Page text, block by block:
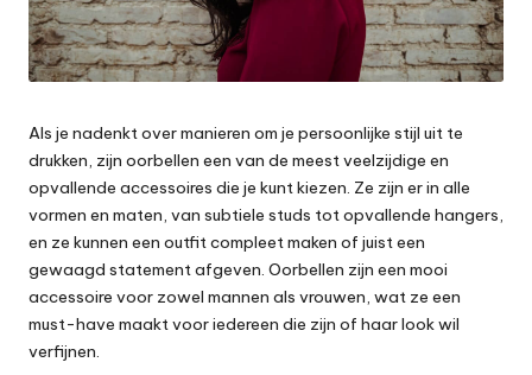
Als je nadenkt over manieren om je persoonlijke stijl uit te
drukken, zijn oorbellen een van de meest veelzijdige en
opvallende accessoires die je kunt kiezen. Ze zijn er in alle
vormen en maten, van subtiele studs tot opvallende hangers,
en ze kunnen een outfit compleet maken of juist een
gewaagd statement afgeven. Oorbellen zijn een mooi
accessoire voor zowel mannen als vrouwen, wat ze een
must-have maakt voor iedereen die zijn of haar look wil
verfijnen.